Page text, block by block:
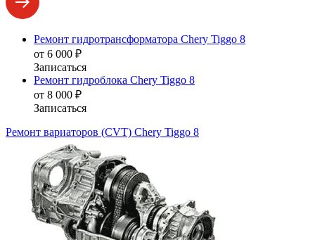
Ремонт гидротрансформатора Chery Tiggo 8
от 6 000 ₽
Записаться
Ремонт гидроблока Chery Tiggo 8
от 8 000 ₽
Записаться
Ремонт вариаторов (CVT) Chery Tiggo 8